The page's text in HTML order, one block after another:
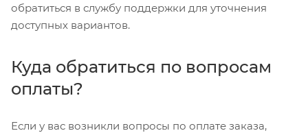
обратиться в службу поддержки для уточнения
доступных вариантов.
Куда обратиться по вопросам
оплаты?
Если у вас возникли вопросы по оплате заказа,